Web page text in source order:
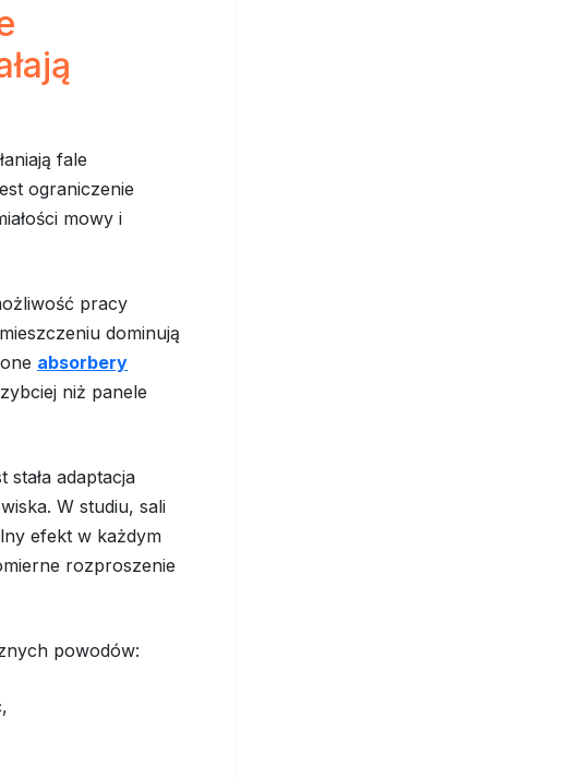
fale
ograniczenie
mowy i
pracy
dominują
absorbery
niż panele
adaptacja
W studiu, sali
efekt w każdym
rozproszenie
powodów: